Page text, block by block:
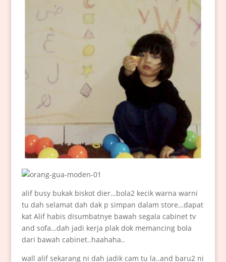
alif busy bukak biskot dier…bola2 kecik warna warni
tu dah selamat dah dak p simpan dalam store…dapat
kat Alif habis disumbatnye bawah segala cabinet tv
and sofa…dah jadi kerja plak dok memancing bola
dari bawah cabinet..haahaha..
wall alif sekarang ni dah jadik cam tu la..and baru2 ni